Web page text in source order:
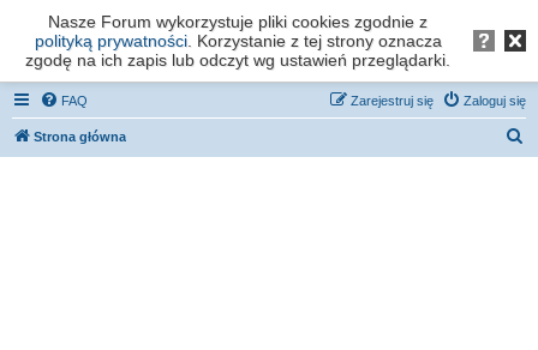
Forum os. Stefana Batorego - Poznań
FAQ Zaloguj się
Zarejestruj się
Strona główna
Nasze Forum wykorzystuje pliki cookies zgodnie z
polityką prywatności. Korzystanie z tej strony oznacza
zgodę na ich zapis lub odczyt wg ustawień przeglądarki.